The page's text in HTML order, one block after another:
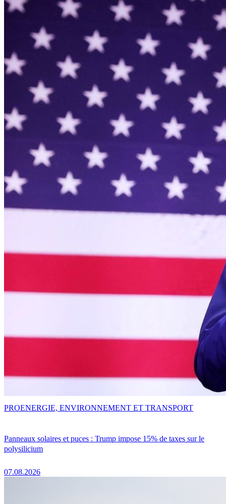
Panneaux solaires et puces : Trump impose 15% de taxes sur le
polysilicium
07.08.2026
PROENERGIE, ENVIRONNEMENT ET TRANSPORT